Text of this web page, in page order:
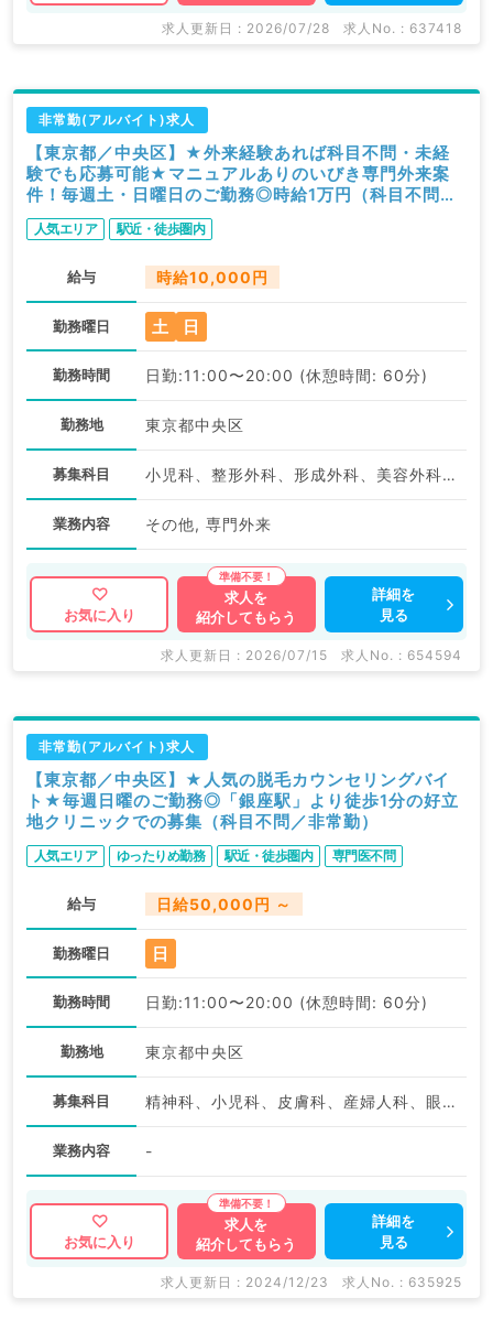
求人更新日 : 2026/07/28 求人No. : 637418
非常勤(アルバイト)求人
【東京都／中央区】★外来経験あれば科目不問・未経
験でも応募可能★マニュアルありのいびき専門外来案
件！毎週土・日曜日のご勤務◎時給1万円（科目不問／
非常勤）
人気エリア 駅近・徒歩圏内
給与 時給10,000円
勤務曜日 土 日
勤務時間 日勤:11:00〜20:00 (休憩時間: 60分)
勤務地 東京都中央区
募集科目 小児科、整形外科、形成外科、美容外科、脳神経外科、呼吸器外科、心臓血管外科、小児外科、皮膚科、泌尿器科、産婦人科、産科、婦人科、眼科、耳鼻咽喉科、気管食道科、放射線科、リハビリテーション科、麻酔科、ペインクリニック、人工透析科、緩和ケア科、一般内科、循環器内科、呼吸器内科、消化器内科、内分泌・代謝内科、腎臓内科、老年内科、血液内科、外科系全般、一般外科、消化器外科、乳腺外科、総合診療科、美容皮膚科、健診・人間ドック、救急科・ＩＣＵ、病理科、基礎医学系、膠原病科、スポーツ整形外科、大腸・肛門外科、産業医、脊髄・脊椎外科、科目不問、神経内科、精神科、神経科、アレルギー科、リウマチ科
業務内容 その他, 専門外来
お気に入り
求人を
紹介してもらう
詳細を
見る
求人更新日 : 2026/07/15 求人No. : 654594
非常勤(アルバイト)求人
【東京都／中央区】★人気の脱毛カウンセリングバイ
ト★毎週日曜のご勤務◎「銀座駅」より徒歩1分の好立
地クリニックでの募集（科目不問／非常勤）
人気エリア ゆったりめ勤務 駅近・徒歩圏内 専門医不問
給与 日給50,000円 ～
勤務曜日 日
勤務時間 日勤:11:00〜20:00 (休憩時間: 60分)
勤務地 東京都中央区
募集科目 精神科、小児科、皮膚科、産婦人科、眼科、耳鼻咽喉科、放射線科、麻酔科、一般内科、外科系全般、一般外科、美容皮膚科、病理科、基礎医学系、科目不問
業務内容 -
お気に入り
求人を
紹介してもらう
詳細を
見る
求人更新日 : 2024/12/23 求人No. : 635925